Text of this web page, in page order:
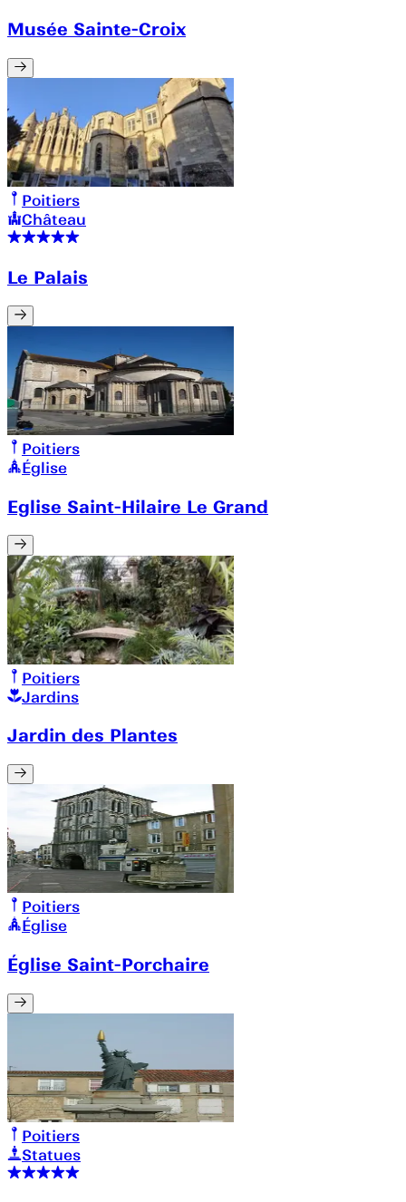
Musée Sainte-Croix
Poitiers
Château
Le Palais
Poitiers
Église
Eglise Saint-Hilaire Le Grand
Poitiers
Jardins
Jardin des Plantes
Poitiers
Église
Église Saint-Porchaire
Poitiers
Statues